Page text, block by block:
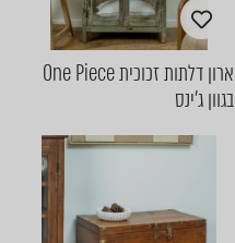
ארון דלתות זכוכית One Piece
בגוון ג'ינס